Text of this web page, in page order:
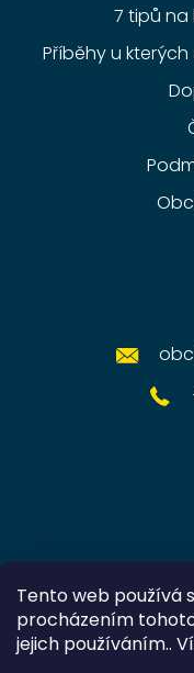
Tento web používá
procházením
jejich používáním..
7 tipů na
Příběhy u